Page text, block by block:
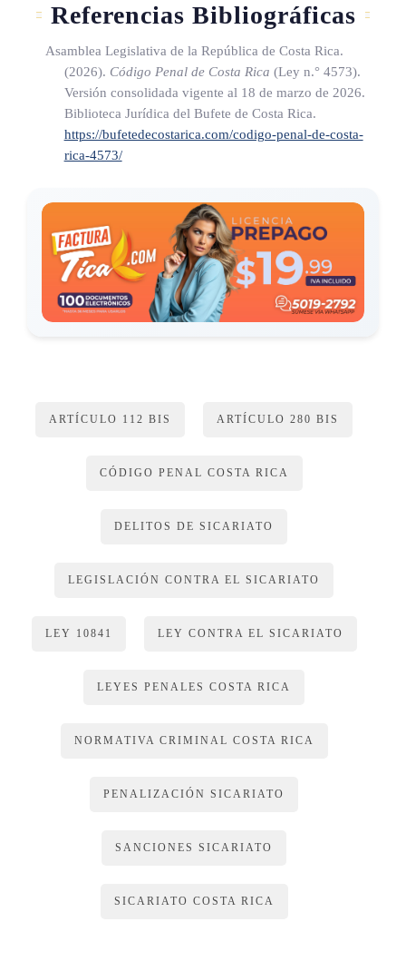
Referencias Bibliográficas
Asamblea Legislativa de la República de Costa Rica.
(2026). Código Penal de Costa Rica (Ley n.° 4573).
Versión consolidada vigente al 18 de marzo de 2026.
Biblioteca Jurídica del Bufete de Costa Rica.
https://bufetedecostarica.com/codigo-penal-de-costa-
rica-4573/
ARTÍCULO 112 BIS ARTÍCULO 280 BIS
CÓDIGO PENAL COSTA RICA
DELITOS DE SICARIATO
LEGISLACIÓN CONTRA EL SICARIATO
LEY 10841 LEY CONTRA EL SICARIATO
LEYES PENALES COSTA RICA
NORMATIVA CRIMINAL COSTA RICA
PENALIZACIÓN SICARIATO
SANCIONES SICARIATO
SICARIATO COSTA RICA